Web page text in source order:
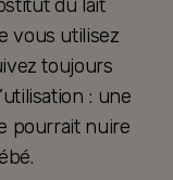
du lait
vous utilisez
toujours
: une
pourrait nuire